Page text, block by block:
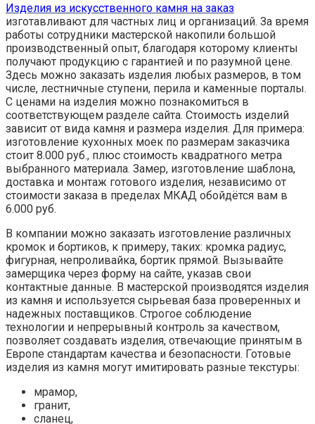
Изделия из искусственного камня на заказ
изготавливают для частных лиц и организаций. За время
работы сотрудники мастерской накопили большой
производственный опыт, благодаря которому клиенты
получают продукцию с гарантией и по разумной цене.
Здесь можно заказать изделия любых размеров, в том
числе, лестничные ступени, перила и каменные порталы.
С ценами на изделия можно познакомиться в
соответствующем разделе сайта. Стоимость изделий
зависит от вида камня и размера изделия. Для примера:
изготовление кухонных моек по размерам заказчика
стоит 8.000 руб., плюс стоимость квадратного метра
выбранного материала. Замер, изготовление шаблона,
доставка и монтаж готового изделия, независимо от
стоимости заказа в пределах МКАД обойдётся вам в
6.000 руб.
В компании можно заказать изготовление различных
кромок и бортиков, к примеру, таких: кромка радиус,
фигурная, непроливайка, бортик прямой. Вызывайте
замерщика через форму на сайте, указав свои
контактные данные. В мастерской производятся изделия
из камня и используется сырьевая база проверенных и
надежных поставщиков. Строгое соблюдение
технологии и непрерывный контроль за качеством,
позволяет создавать изделия, отвечающие принятым в
Европе стандартам качества и безопасности. Готовые
изделия из камня могут имитировать разные текстуры:
мрамор,
гранит,
сланец,